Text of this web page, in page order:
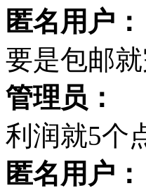
匿名用户：
要是包邮就
管理员：
利润就5个
匿名用户：